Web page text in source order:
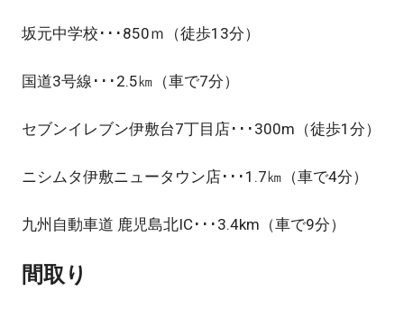
坂元中学校･･･850ｍ（徒歩13分）
国道3号線･･･2.5㎞（車で7分）
セブンイレブン伊敷台7丁目店･･･300m（徒歩1分）
ニシムタ伊敷ニュータウン店･･･1.7㎞（車で4分）
九州自動車道 鹿児島北IC･･･3.4km（車で9分）
間取り